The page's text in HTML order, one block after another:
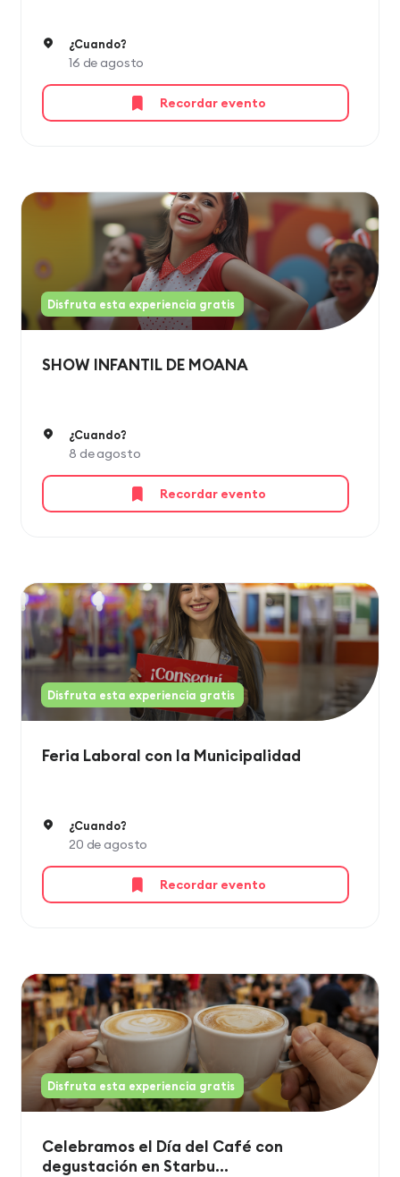
¿Cuando?
16 de agosto
Recordar evento
Disfruta esta experiencia gratis
SHOW INFANTIL DE MOANA
¿Cuando?
8 de agosto
Recordar evento
Disfruta esta experiencia gratis
Feria Laboral con la Municipalidad
¿Cuando?
20 de agosto
Recordar evento
Disfruta esta experiencia gratis
Celebramos el Día del Café con
degustación en Starbu...